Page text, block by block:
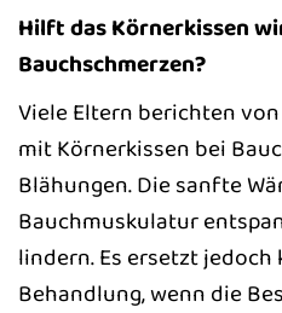
Hilft das Körnerkissen
Bauchschmerzen?
Viele Eltern berichten
mit Körnerkissen bei
Blähungen. Die sanfte
Bauchmuskulatur
lindern. Es ersetzt
Behandlung, wenn die